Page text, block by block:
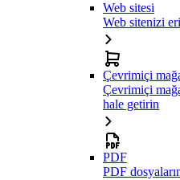
Web sitesi
Web sitenizi
Çevrimiçi
Çevrimiçi
hale getirin
PDF
PDF